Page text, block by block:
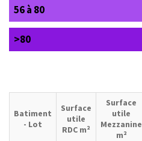
56 à 80
>80
Batiment
- Lot
Surface
utile
RDC m²
Surface
utile
Mezzanine
m²